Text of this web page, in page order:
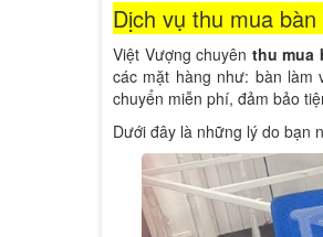
Dịch vụ thu mua
Việt Vượng chuyên thu mua
các mặt hàng như: bàn làm
chuyển miễn phí, đảm bảo
Dưới đây là những lý do bạn